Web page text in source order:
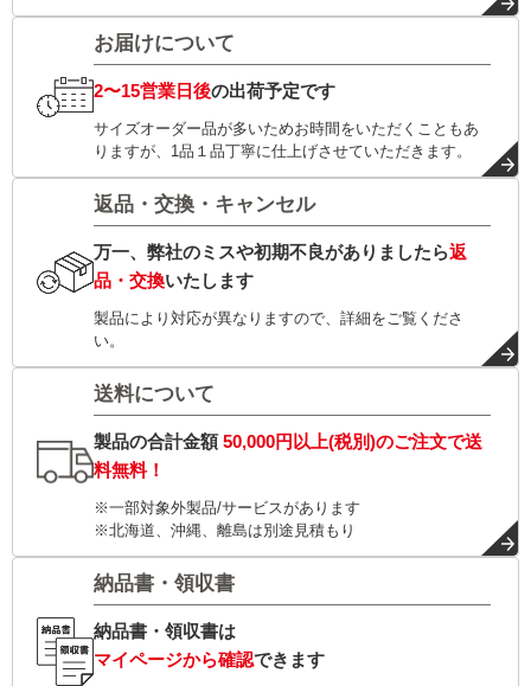
お届けについて
2〜15営業日後の出荷予定です
サイズオーダー品が多いためお時間をいただくこともあ
りますが、1品１品丁寧に仕上げさせていただきます。
返品・交換・キャンセル
万一、弊社のミスや初期不良がありましたら返
品・交換いたします
製品により対応が異なりますので、詳細をご覧くださ
い。
送料について
製品の合計金額50,000円以上(税別)のご注文で送
料無料！
※一部対象外製品/サービスがあります
※北海道、沖縄、離島は別途見積もり
納品書・領収書
納品書・領収書は
マイページから確認できます